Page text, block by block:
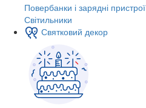
Повербанки і зарядні пристрої
Світильники
Святковий декор